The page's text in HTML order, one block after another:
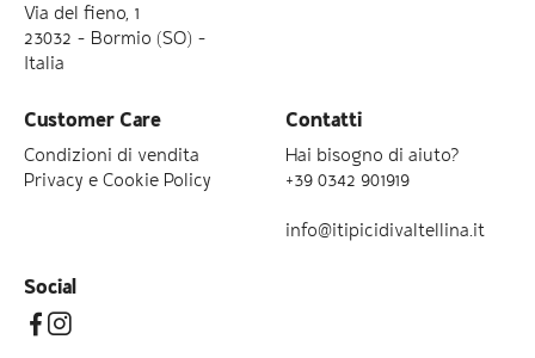
Via del fieno, 1
23032 – Bormio (SO) –
Italia
Customer Care
Condizioni di vendita
Privacy e Cookie Policy
Contatti
Hai bisogno di aiuto?
+39 0342 901919
info@itipicidivaltellina.it
Social